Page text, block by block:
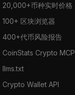
20,000+币种实时价格
100+ 区块浏览器
400+代币风险报告
CoinStats Crypto MCP
llms.txt
Crypto Wallet API